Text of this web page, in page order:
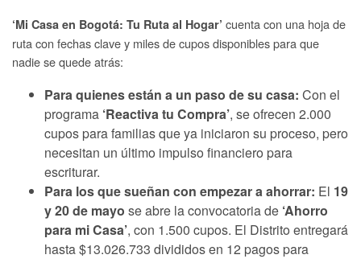
‘Mi Casa en Bogotá: Tu Ruta al Hogar’ cuenta con una hoja de
ruta con fechas clave y miles de cupos disponibles para que
nadie se quede atrás:
Para quienes están a un paso de su casa: Con el
programa ‘Reactiva tu Compra’, se ofrecen 2.000
cupos para familias que ya iniciaron su proceso, pero
necesitan un último impulso financiero para
escriturar.
Para los que sueñan con empezar a ahorrar: El 19
y 20 de mayo se abre la convocatoria de ‘Ahorro
para mi Casa’, con 1.500 cupos. El Distrito entregará
hasta $13.026.733 divididos en 12 pagos para